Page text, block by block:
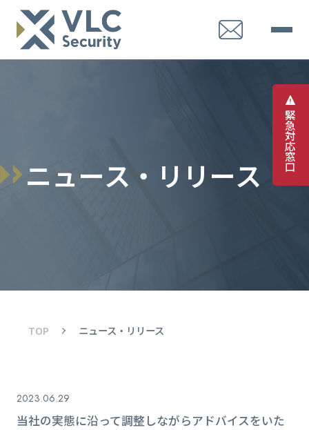
緊
急
対
応
窓
口
ニュース ・ リ リ ース
TOP ニュース・リリース
2023.06.29
当社の実態に沿って調整しながらアドバイスをいた